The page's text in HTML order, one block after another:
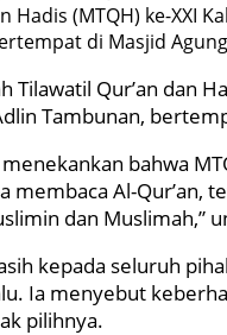
Hadis (MTQH) ke-XXI
di Masjid
Tilawatil Qur’an dan
Tambunan,
bahwa
membaca Al-Qur’an,
dan Muslimah,”
kepada seluruh
Ia menyebut
pilihnya.